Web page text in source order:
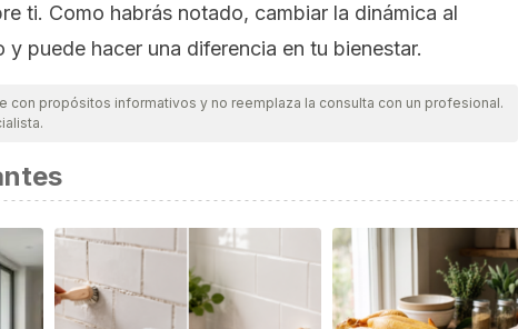
ti. Como habrás notado, cambiar la dinámica al
y puede hacer una diferencia en tu bienestar.
con propósitos informativos y no reemplaza la consulta con un profesional.